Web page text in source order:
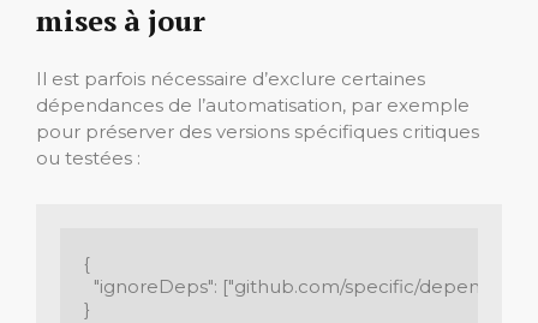
mises à jour
Il est parfois nécessaire d’exclure certaines
dépendances de l’automatisation, par exemple
pour préserver des versions spécifiques critiques
ou testées :
{
"ignoreDeps": ["github.com/specific/
}